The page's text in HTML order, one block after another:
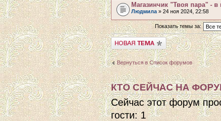
Магазинчик "Твоя пара" -
Людмила » 24 ноя 2024, 22:58
Показать темы за:
Начать новую тему
Вернуться в Список форумов
КТО СЕЙЧАС НА
Сейчас этот форум
гости: 1